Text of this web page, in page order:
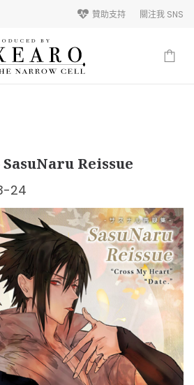
關注我 SNS
贊助支持
SasuNaru Reissue
24